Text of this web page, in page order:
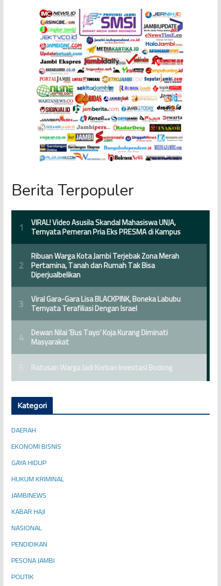
Berita Terpopuler
Kategori
DAERAH
EKONOMI BISNIS
GAYA HIDUP
HUKUM KRIMINAL
JAMBINEWS
KABAR HAJI
NASIONAL
PENDIDIKAN
PESONA JAMBI
POLITIK